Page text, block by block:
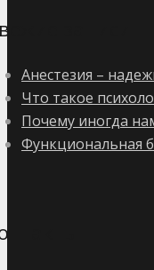
записи
Анестезия –
Что такое
Почему иногда
Функциональная